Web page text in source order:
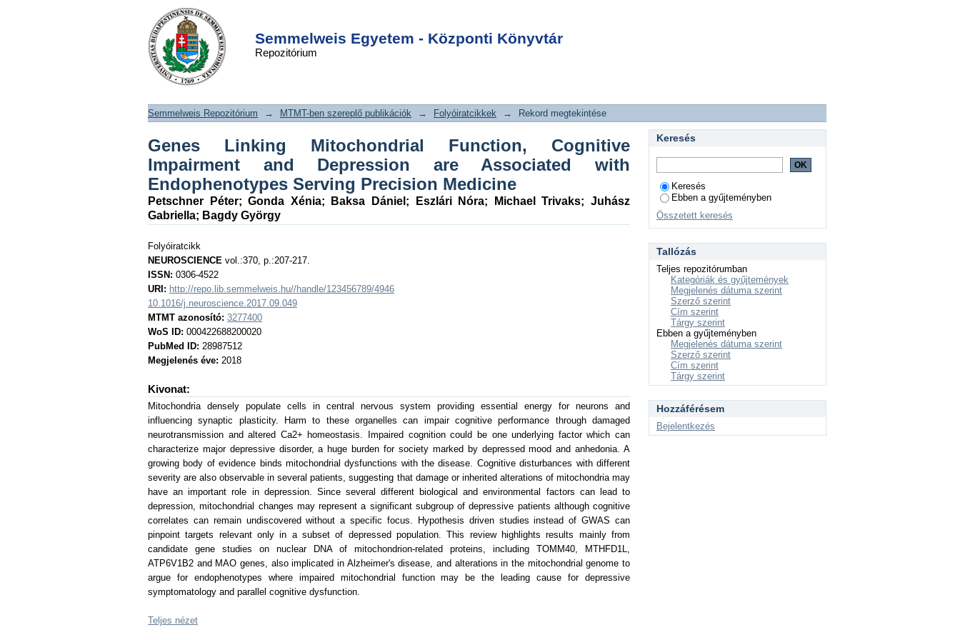
Semmelweis Egyetem - Központi Könyvtár
Repozitórium
Genes Linking Mitochondrial
Function, Cognitive Impairment and
Depression are Associated with
Endophenotypes Serving Precision
DSpace/Manakin Repository
Semmelweis Repozitórium → MTMT-ben szereplő publikációk → Folyóiratcikkek → Rekord megtekintése
Genes Linking Mitochondrial Function, Cognitive
Impairment and Depression are Associated with
Endophenotypes Serving Precision Medicine
Petschner Péter;Gonda Xénia; Baksa Dániel ; Eszlári Nóra; Michael Trivaks;Juhász
Gabriella; Bagdy György
Folyóiratcikk
NEUROSCIENCE vol.:370, p.:207-217.
ISSN: 0306-4522
URI: http://repo.lib.semmelweis.hu//handle/123456789/4946
10.1016/j.neuroscience.2017.09.049
MTMT azonosító: 3277400
WoS ID: 000422688200020
PubMed ID: 28987512
Megjelenés éve: 2018
Kivonat:
Mitochondria densely populate cells in central nervous system providing essential energy for neurons and
influencing synaptic plasticity. Harm to these organelles can impair cognitive performance through damaged
neurotransmission and altered Ca2+ homeostasis. Impaired cognition could be one underlying factor which can
characterize major depressive disorder, a huge burden for society marked by depressed mood and anhedonia. A
growing body of evidence binds mitochondrial dysfunctions with the disease. Cognitive disturbances with different
severity are also observable in several patients, suggesting that damage or inherited alterations of mitochondria may
have an important role in depression. Since several different biological and environmental factors can lead to
depression, mitochondrial changes may represent a significant subgroup of depressive patients although cognitive
correlates can remain undiscovered without a specific focus. Hypothesis driven studies instead of GWAS can
pinpoint targets relevant only in a subset of depressed population. This review highlights results mainly from
candidate gene studies on nuclear DNA of mitochondrion-related proteins, including TOMM40, MTHFD1L,
ATP6V1B2 and MAO genes, also implicated in Alzheimer's disease, and alterations in the mitochondrial genome to
argue for endophenotypes where impaired mitochondrial function may be the leading cause for depressive
symptomatology and parallel cognitive dysfunction.
Teljes nézet
Keresés
Keresés
Ebben a gyűjteményben
Összetett keresés
Tallózás
Teljes repozitórumban
Kategóriák és gyűjtemények
Megjelenés dátuma szerint
Szerző szerint
Cím szerint
Tárgy szerint
Ebben a gyűjteményben
Megjelenés dátuma szerint
Szerző szerint
Cím szerint
Tárgy szerint
Hozzáférésem
Bejelentkezés